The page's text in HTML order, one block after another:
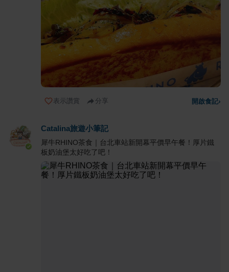
表示讚賞 分享 開啟食記›
Catalina旅遊小筆記
犀牛RHINO茶食｜台北車站新開幕平價早午餐！厚片鐵
板奶油堡太好吃了吧！